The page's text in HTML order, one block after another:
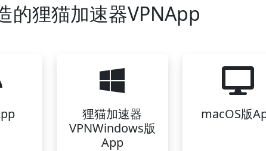
的狸猫加速器VPNApp
狸猫加速器
VPNWindows版
App
macOS版